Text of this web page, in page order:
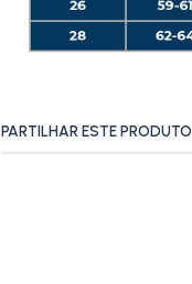
PARTILHAR ESTE PRODUTO